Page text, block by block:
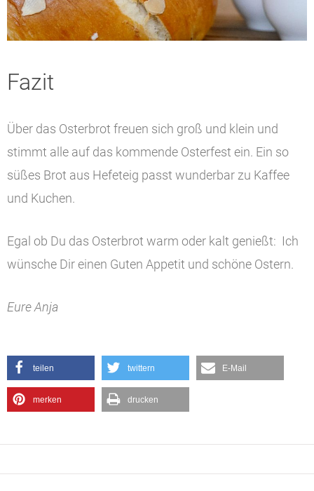
Fazit
Über das Osterbrot freuen sich groß und klein und
stimmt alle auf das kommende Osterfest ein. Ein so
süßes Brot aus Hefeteig passt wunderbar zu Kaffee
und Kuchen.
Egal ob Du das Osterbrot warm oder kalt genießt: Ich
wünsche Dir einen Guten Appetit und schöne Ostern.
Eure Anja
teilen twittern E-Mail
merken drucken